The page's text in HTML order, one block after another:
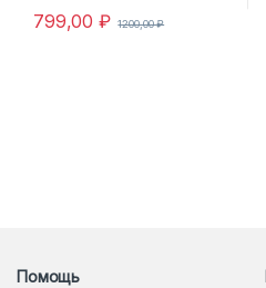
799,00₽ 1200,00₽
Помощь